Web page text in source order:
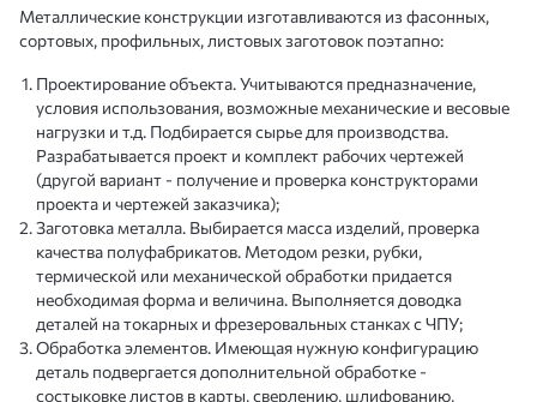
Металлические конструкции изготавливаются из фасонных,
сортовых, профильных, листовых заготовок поэтапно:
Проектирование объекта. Учитываются предназначение,
условия использования, возможные механические и весовые
нагрузки и т.д. Подбирается сырье для производства.
Разрабатывается проект и комплект рабочих чертежей
(другой вариант - получение и проверка конструкторами
проекта и чертежей заказчика);
Заготовка металла. Выбирается масса изделий, проверка
качества полуфабрикатов. Методом резки, рубки,
термической или механической обработки придается
необходимая форма и величина. Выполняется доводка
деталей на токарных и фрезеровальных станках с ЧПУ;
Обработка элементов. Имеющая нужную конфигурацию
деталь подвергается дополнительной обработке -
состыковке листов в карты, сверлению, шлифованию,